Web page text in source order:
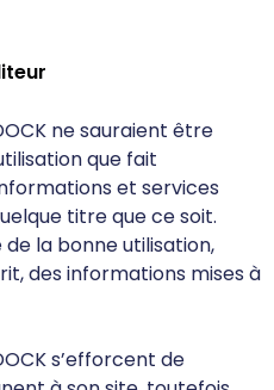
ne sauraient être
que fait
et services
titre que ce soit.
de la bonne utilisation,
des informations mises à
s’efforcent de